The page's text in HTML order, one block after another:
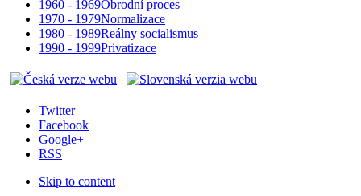
1960 - 1969Obrodní proces
1970 - 1979Normalizace
1980 - 1989Reálny socialismus
1990 - 1999Privatizace
Twitter
Facebook
Google+
RSS
Skip to content